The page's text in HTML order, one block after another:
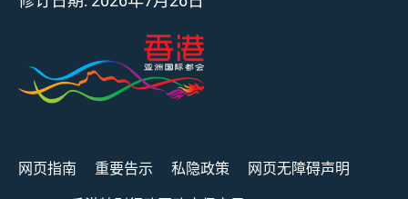
网页指南 重要告示 私隐政策 网页无障碍声明